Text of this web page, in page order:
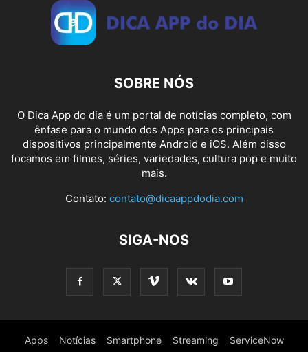
SOBRE NÓS
O Dica App do dia é um portal de notícias completo, com
ênfase para o mundo dos Apps para os principais
dispositivos principalmente Android e iOS. Além disso
focamos em filmes, séries, variedades, cultura pop e muito
mais.
Contato: contato@dicaappdodia.com
SIGA-NOS
Apps Notícias Smartphone Streaming ServiceNow